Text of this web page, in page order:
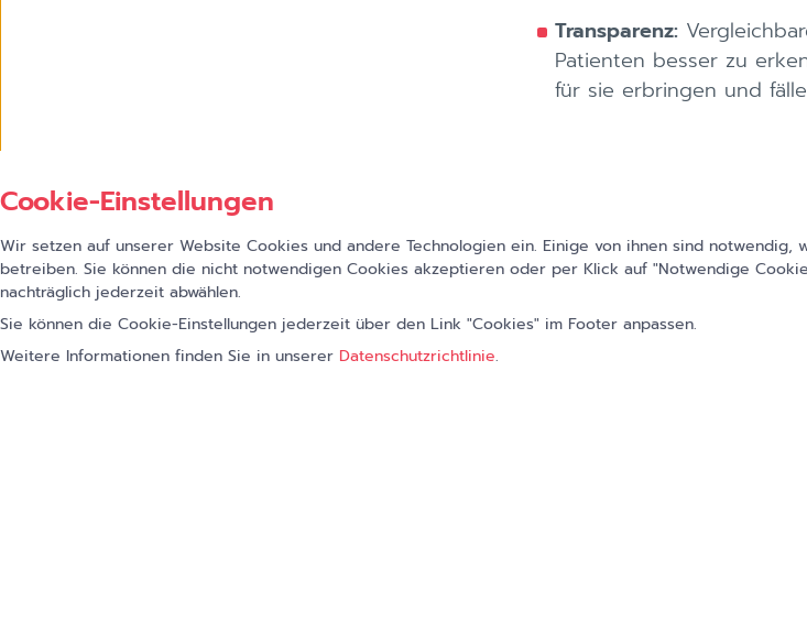
Transparenz:
Patienten besser zu
für sie erbringen und
Voraussetzungen einige
könnten. Dadurch würden
möglichen Anpassung durch
Cookie-Einstellungen
Wir setzen auf unserer Website Cookies und andere Technologien ein. Einige von ihnen sind
betreiben. Sie können die nicht notwendigen Cookies akzeptieren oder per Klick auf "Notwendige
nachträglich jederzeit abwählen.
Sie können die Cookie-Einstellungen jederzeit über den Link "Cookies" im Footer anpassen.
Weitere Informationen finden Sie in unserer Datenschutzrichtlinie.